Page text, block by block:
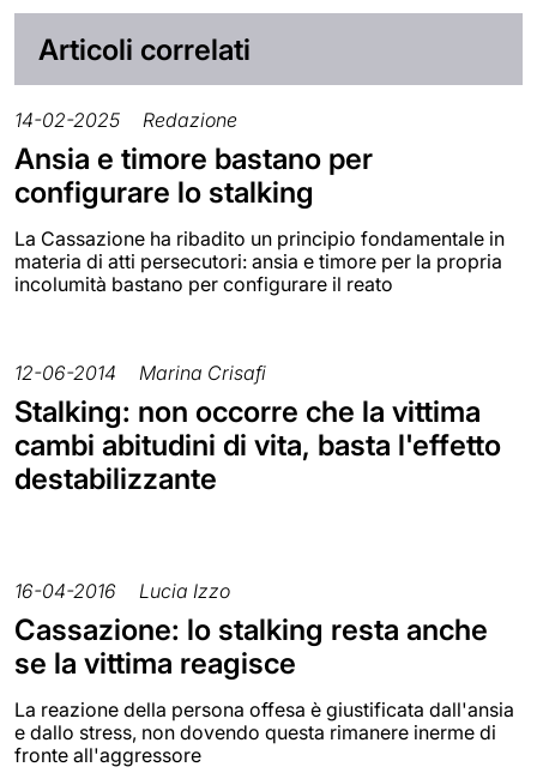
Articoli correlati
14-02-2025 Redazione
Ansia e timore bastano per
configurare lo stalking
La Cassazione ha ribadito un principio fondamentale in
materia di atti persecutori: ansia e timore per la propria
incolumità bastano per configurare il reato
12-06-2014 Marina Crisafi
Stalking: non occorre che la vittima
cambi abitudini di vita, basta l'effetto
destabilizzante
16-04-2016 Lucia Izzo
Cassazione: lo stalking resta anche
se la vittima reagisce
La reazione della persona offesa è giustificata dall'ansia
e dallo stress, non dovendo questa rimanere inerme di
fronte all'aggressore